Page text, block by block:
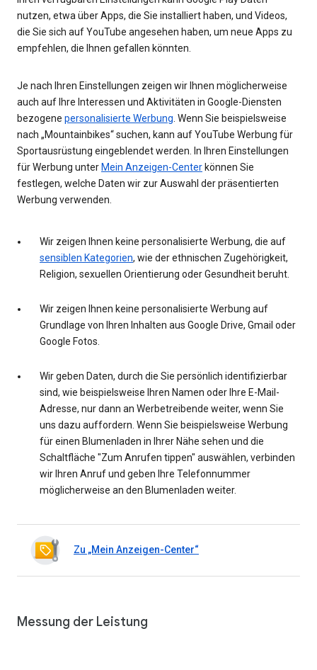
nutzen, etwa über Apps, die Sie installiert haben, und Videos,
die Sie sich auf YouTube angesehen haben, um neue Apps zu
empfehlen, die Ihnen gefallen könnten.
Je nach Ihren Einstellungen zeigen wir Ihnen möglicherweise
auch auf Ihre Interessen und Aktivitäten in Google-Diensten
bezogene personalisierte Werbung . Wenn Sie beispielsweise
nach „Mountainbikes“ suchen, kann auf YouTube Werbung für
Sportausrüstung eingeblendet werden. In Ihren Einstellungen
für Werbung unterMein Anzeigen-Centerkönnen Sie
festlegen, welche Daten wir zur Auswahl der präsentierten
Werbung verwenden.
Wir zeigen Ihnen keine personalisierte Werbung, die auf
sensiblen Kategorien, wie der ethnischen Zugehörigkeit,
Religion, sexuellen Orientierung oder Gesundheit beruht.
Wir zeigen Ihnen keine personalisierte Werbung auf
Grundlage von Ihren Inhalten aus Google Drive, Gmail oder
Google Fotos.
Wir geben Daten, durch die Sie persönlich identifizierbar
sind, wie beispielsweise Ihren Namen oder Ihre E-Mail-
Adresse, nur dann an Werbetreibende weiter, wenn Sie
uns dazu auffordern. Wenn Sie beispielsweise Werbung
für einen Blumenladen in Ihrer Nähe sehen und die
Schaltfläche "Zum Anrufen tippen" auswählen, verbinden
wir Ihren Anruf und geben Ihre Telefonnummer
möglicherweise an den Blumenladen weiter.
Zu „Mein Anzeigen-Center“
Messung der Leistung